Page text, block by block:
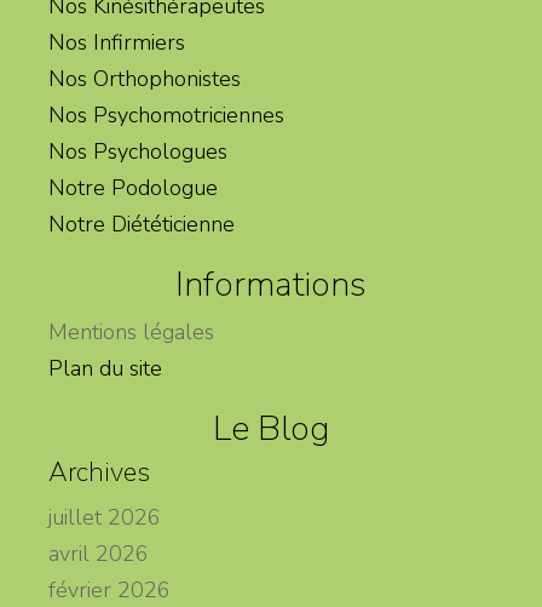
Nos Infirmiers
Nos Orthophonistes
Nos Psychomotriciennes
Nos Psychologues
Notre Podologue
Notre Diététicienne
Informations
Mentions légales
Plan du site
Le Blog
Archives
juillet 2026
avril 2026
février 2026